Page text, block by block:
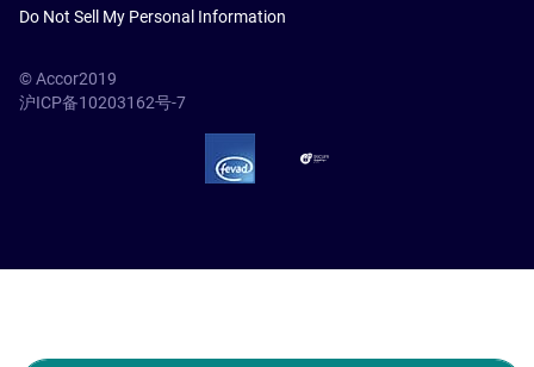
Do Not Sell My Personal Information
© Accor2019
沪ICP备10203162号-7